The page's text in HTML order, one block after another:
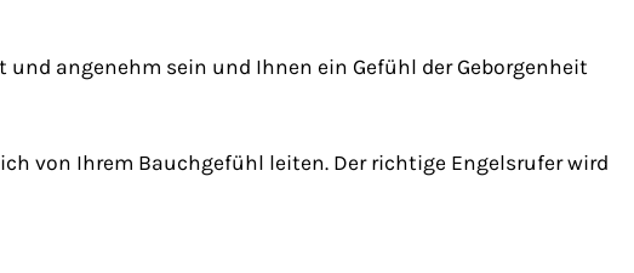
angenehm sein und Ihnen ein Gefühl der Geborgenheit
von Ihrem Bauchgefühl leiten. Der richtige Engelsrufer wird